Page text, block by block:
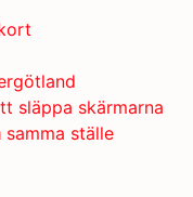
släppa skärmarna
ställe